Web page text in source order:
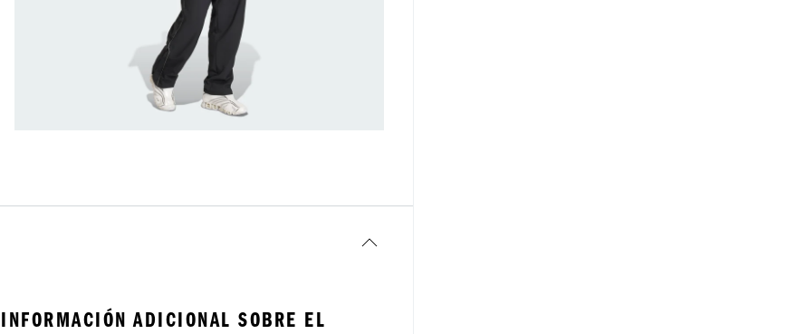
INFORMACIÓN ADICIONAL SOBRE EL